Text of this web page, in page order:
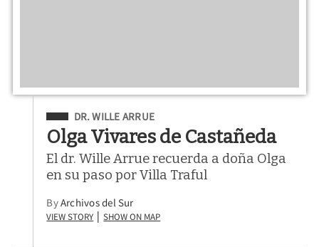
Filed Under
DR. WILLE ARRUE
Olga Vivares de Castañeda
El dr. Wille Arrue recuerda a doña Olga
en su paso por Villa Traful
ByArchivos del Sur
View Story | Show on Map